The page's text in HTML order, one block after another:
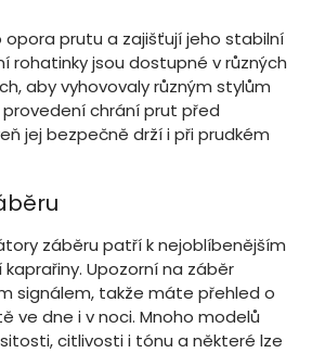
opora prutu a zajišťují jeho stabilní
rohatinky jsou dostupné v různých
aby vyhovovaly různým stylům
provedení chrání prut před
jej bezpečně drží i při prudkém
záběru patří k nejoblíbenějším
Upozorní na záběr
signálem, takže máte přehled o
ve dne i v noci. Mnoho modelů
citlivosti i tónu a některé lze